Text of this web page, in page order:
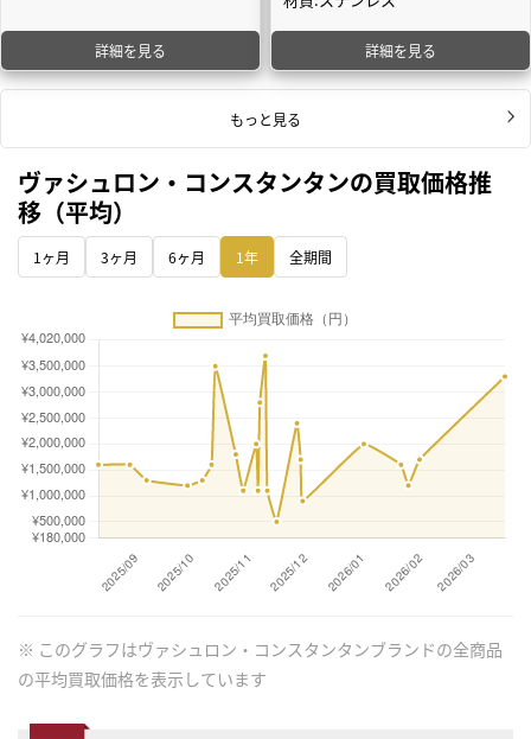
詳細を見る 詳細を見る
もっと見る
ヴァシュロン・コンスタンタンの買取価格推
移（平均）
1ヶ月 3ヶ月 6ヶ月 1年 全期間
※ このグラフはヴァシュロン・コンスタンタンブランドの全商品
の平均買取価格を表示しています